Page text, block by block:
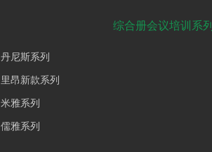
丹尼斯系列
里昂新款系列
米雅系列
儒雅系列
综合册会议培训系列